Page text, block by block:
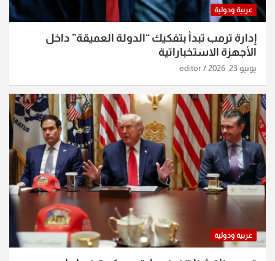
عربية ودولية
إدارة ترمب تبدأ بتفكيك “الدولة العميقة” داخل
الأجهزة الاستخباراتية
يونيو 23, 2026 editor
عربية ودولية